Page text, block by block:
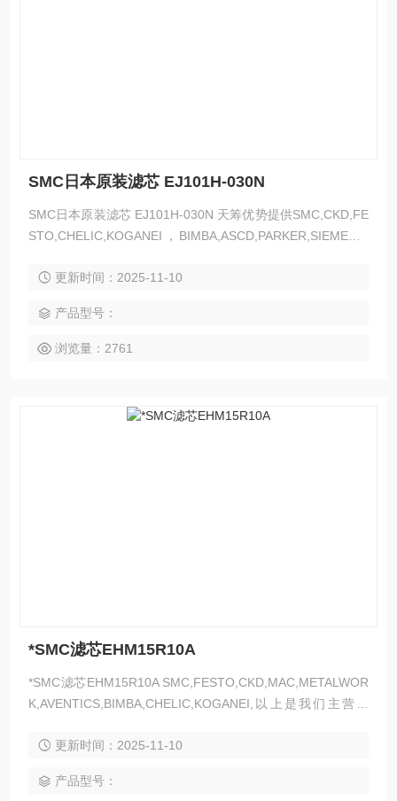
SMC日本原装滤芯 EJ101H-030N
SMC日本原装滤芯 EJ101H-030N 天筹优势提供SMC,CKD,FE
STO,CHELIC,KOGANEI，BIMBA,ASCD,PARKER,SIEMENS,
动产品，需报价请发型号数量
更新时间：2025-11-10
产品型号：
浏览量：2761
*SMC滤芯EHM15R10A
*SMC滤芯EHM15R10A SMC,FESTO,CKD,MAC,METALWOR
K,AVENTICS,BIMBA,CHELIC,KOGANEI,以上是我们主营产
更新时间：2025-11-10
产品型号：